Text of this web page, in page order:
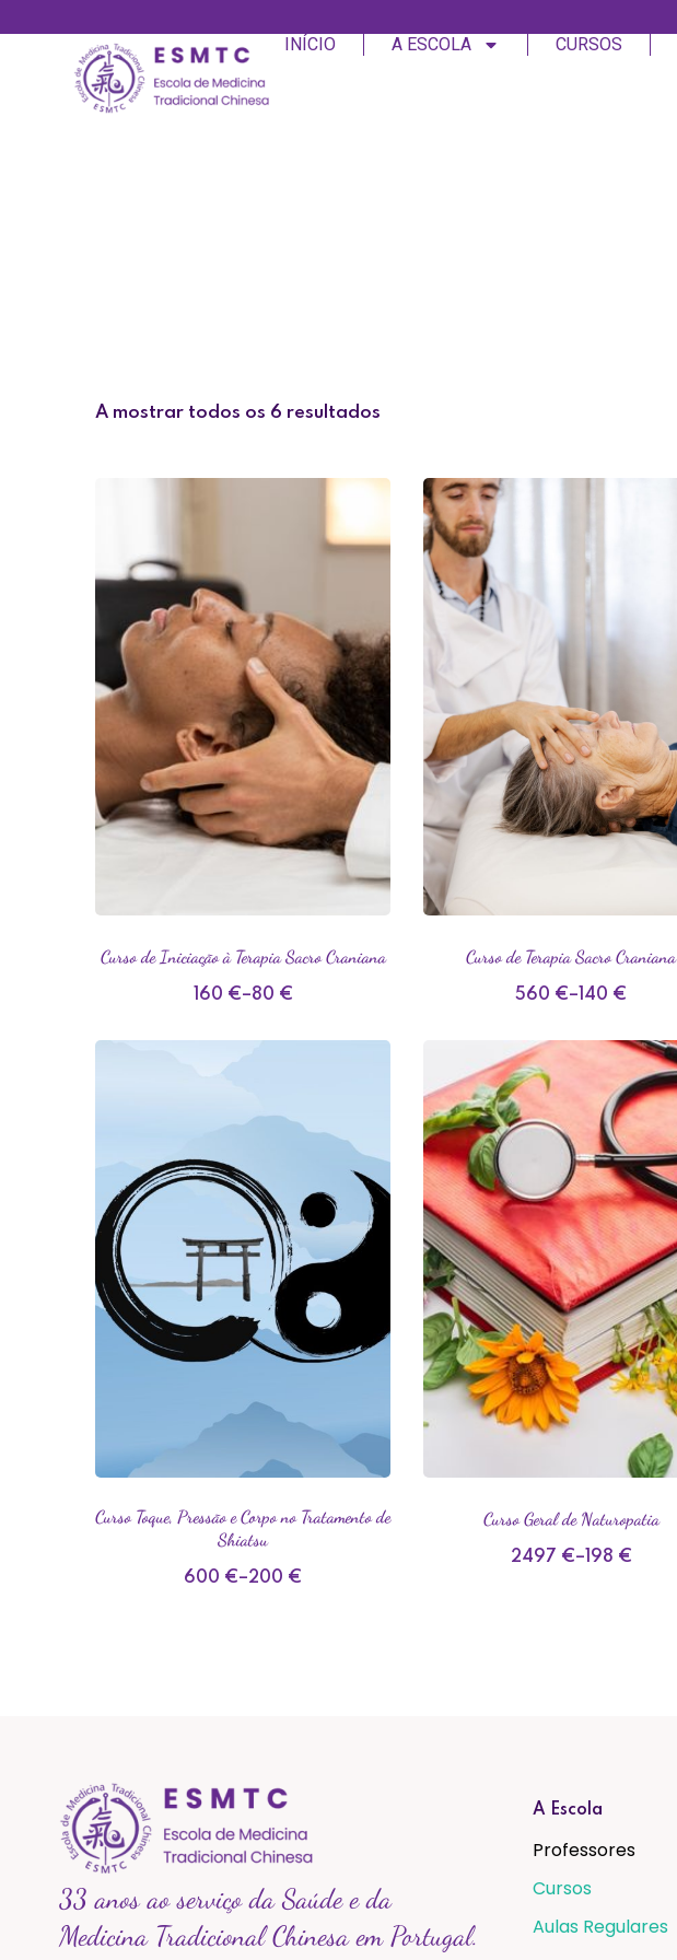
INÍCIO A ESCOLA CURSOS
A mostrar todos os 6 resultados
Curso de Iniciação à Terapia Sacro Craniana​
80 €
–
160 €
Curso de Terapia Sacro Craniana
140 €
–
560 €
Curso Toque, Pressão e Corpo no Tratamento de
Shiatsu
200 €
–
600 €
Curso Geral de Naturopatia
198 €
–
2497 €
33 anos ao serviço da Saúde e da
Medicina Tradicional Chinesa em Portugal.
A Escola
Professores
Cursos
Aulas Regulares
Lembrar-me